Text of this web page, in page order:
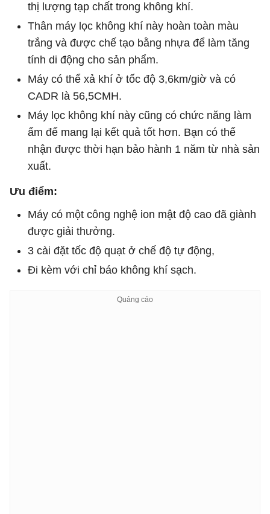
thị lượng tạp chất trong không khí.
Thân máy lọc không khí này hoàn toàn màu
trắng và được chế tạo bằng nhựa để làm tăng
tính di động cho sản phẩm.
Máy có thể xả khí ở tốc độ 3,6km/giờ và có
CADR là 56,5CMH.
Máy lọc không khí này cũng có chức năng làm
ẩm để mang lại kết quả tốt hơn. Bạn có thể
nhận được thời hạn bảo hành 1 năm từ nhà sản
xuất.
Ưu điểm:
Máy có một công nghệ ion mật độ cao đã giành
được giải thưởng.
3 cài đặt tốc độ quạt ở chế độ tự động,
Đi kèm với chỉ báo không khí sạch.